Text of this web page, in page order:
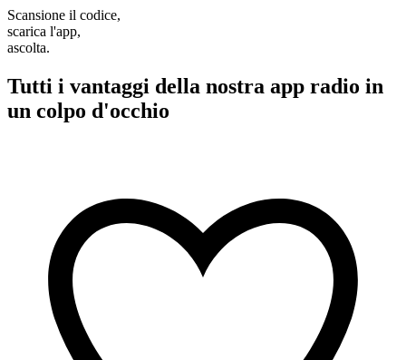
Scansione il codice,
scarica l'app,
ascolta.
Tutti i vantaggi della nostra app radio in
un colpo d'occhio